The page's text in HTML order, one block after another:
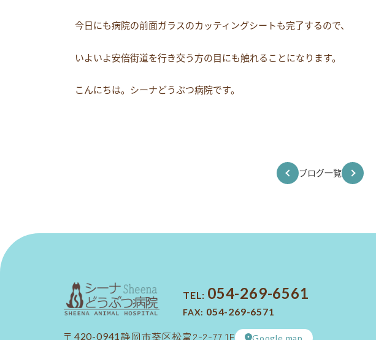
今日にも病院の前面ガラスのカッティングシートも完了するので、
いよいよ安倍街道を行き交う方の目にも触れることになります。
こんにちは。シーナどうぶつ病院です。
ブログ一覧
TEL: 054-269-6561
FAX: 054-269-6571
〒420-0941 静岡市葵区松富2-2-77 1F Google map